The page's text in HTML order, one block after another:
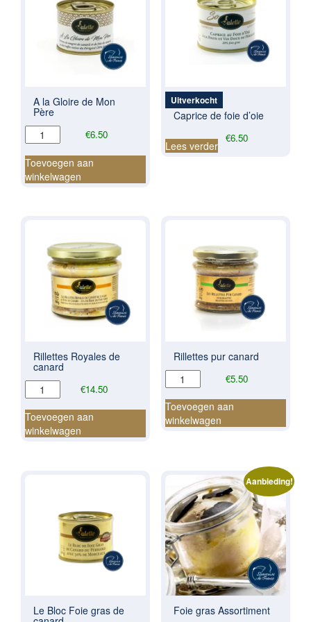
A la Gloire de Mon
Père
€6.50
la
Gloire
de
Mon
Toevoegen aan
winkelwagen
Uitverkocht
Caprice de foie d’oie
€6.50
Lees verder
Rillettes Royales de
canard
€14.50
Rillettes
Royales
de
canard
aantal
Toevoegen aan
winkelwagen
Rillettes pur canard
€5.50
Rillettes
pur
canard
aantal
Toevoegen aan
winkelwagen
Le Bloc Foie gras de
Aanbieding!
Foie gras Assortiment